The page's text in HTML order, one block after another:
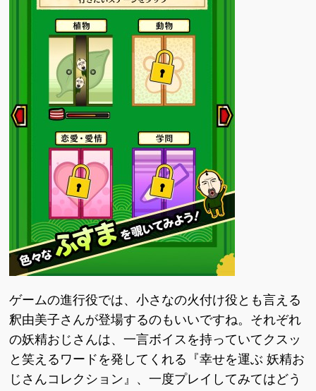
ゲームの進行役では、小さなの火付け役とも言える
釈由美子さんが登場するのもいいですね。それぞれ
の妖精おじさんは、一言ボイスを持っていてクスッ
と笑えるワードを発してくれる『幸せを運ぶ 妖精お
じさんコレクション』、一度プレイしてみてはどう